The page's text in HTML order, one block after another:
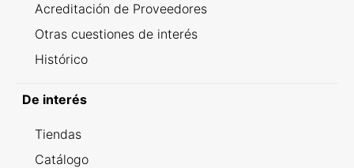
Acreditación de Proveedores
Otras cuestiones de interés
Histórico
De interés
Tiendas
Catálogo